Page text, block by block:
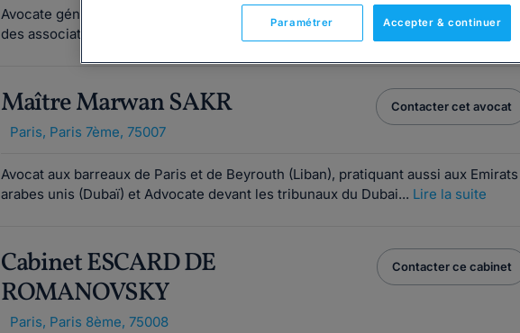
Avocate généraliste depuis 23 ans, je suis bénévole depuis plusieurs années dans
des associations luttant contre les situations de...
Maître Marwan SAKR
Paris, Paris 7ème, 75007
Contacter cet avocat
Avocat aux barreaux de Paris et de Beyrouth (Liban), pratiquant aussi aux Emirats
arabes unis (Dubaï) et Advocate devant les tribunaux du Dubai... Lire la suite
Cabinet ESCARD DE
ROMANOVSKY
Paris, Paris 8ème, 75008
Contacter ce cabinet
Accepter & continuer
Paramétrer